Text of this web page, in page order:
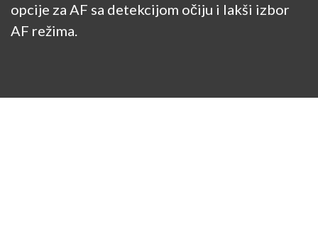
opcije za AF sa detekcijom očiju i lakši izbor
AF režima.